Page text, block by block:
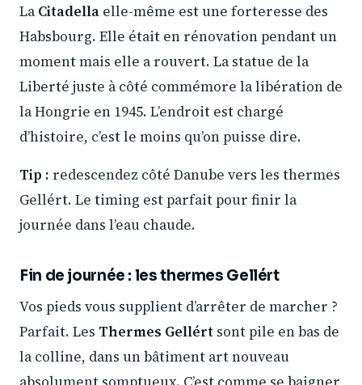
LaCitadella elle-même est une forteresse des
Habsbourg. Elle était en rénovation pendant un
moment mais elle a rouvert. La statue de la
Liberté juste à côté commémore la libération de
la Hongrie en 1945. L’endroit est chargé
d’histoire, c’est le moins qu’on puisse dire.
Tip : redescendez côté Danube vers les thermes
Gellért. Le timing est parfait pour finir la
journée dans l’eau chaude.
Fin de journée : les thermes Gellért
Vos pieds vous supplient d’arrêter de marcher ?
Parfait. Les Thermes Gellért sont pile en bas de
la colline, dans un bâtiment art nouveau